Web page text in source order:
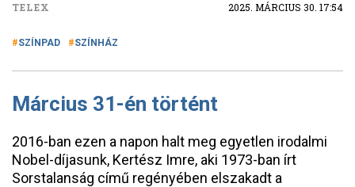
TELEX 2025. MÁRCIUS 30. 17:54
SZÍNPAD SZÍNHÁZ
Március 31-én történt
2016-ban ezen a napon halt meg egyetlen irodalmi
Nobel-díjasunk, Kertész Imre, aki 1973-ban írt
Sorstalanság című regényében elszakadt a